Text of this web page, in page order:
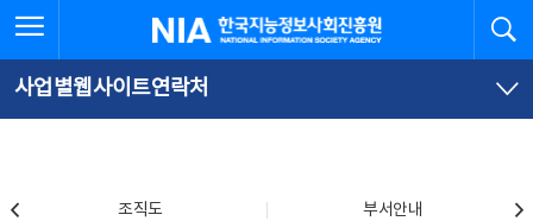
문
로
가
체
뉴
바
가
한국지능정보사회진흥원
사업별웹사이트연락처
조직도 부서안내